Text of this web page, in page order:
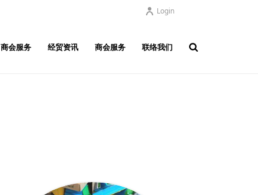
Login
商会服务 经贸资讯 商会服务 联络我们